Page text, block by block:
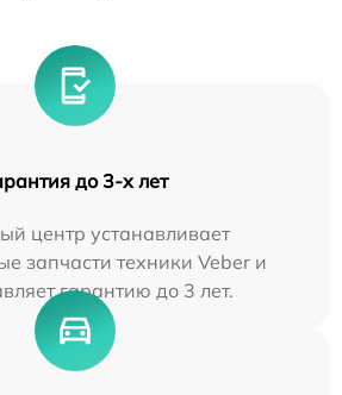
до 3-х лет
центр устанавливает
запчасти техники Veber и
гарантию до 3 лет.